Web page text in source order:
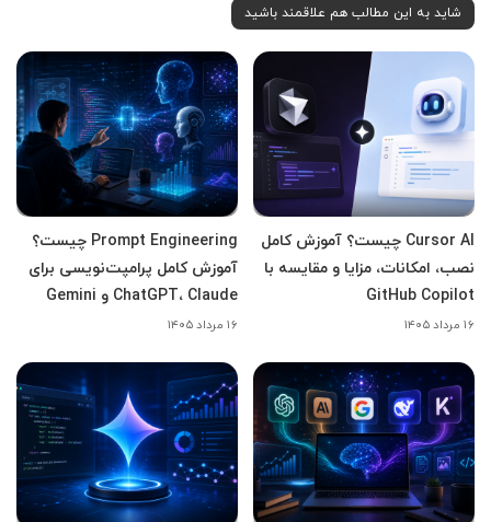
شاید به این مطالب هم علاقمند باشید
Cursor AI چیست؟ آموزش کامل
نصب، امکانات، مزایا و مقایسه با
GitHub Copilot
۱۶ مرداد ۱۴۰۵
Prompt Engineering چیست؟
آموزش کامل پرامپت‌نویسی برای
ChatGPT، Claude و Gemini
۱۶ مرداد ۱۴۰۵